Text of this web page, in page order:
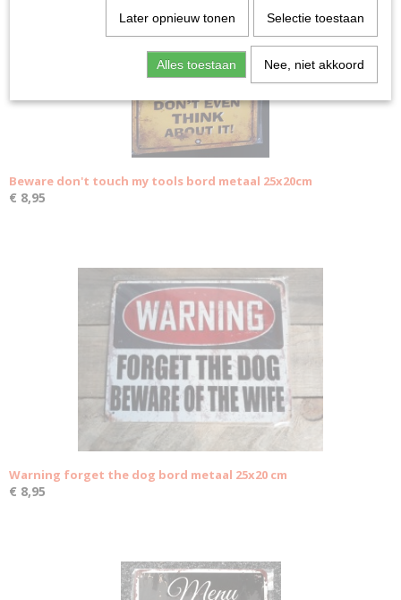
Beware don't touch my tools bord metaal 25x20cm
€ 8,95
Warning forget the dog bord metaal 25x20 cm
€ 8,95
Later opnieuw tonen Selectie toestaan
Alles toestaan Nee, niet akkoord